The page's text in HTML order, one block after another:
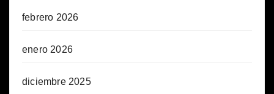
febrero 2026
enero 2026
diciembre 2025